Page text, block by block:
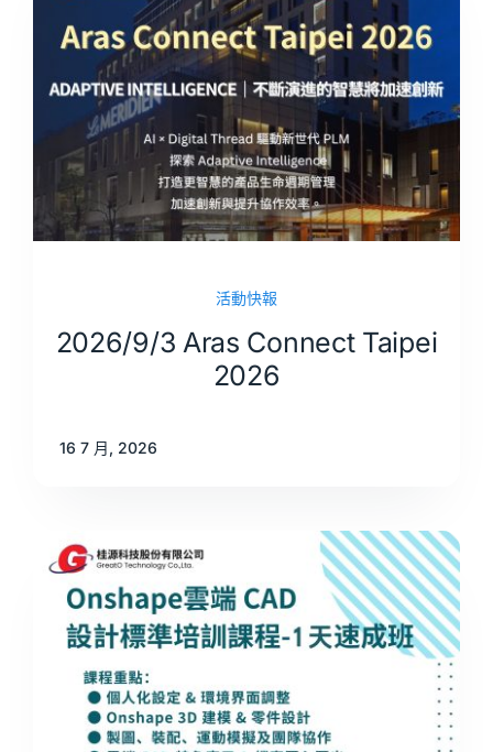
活動快報
2026/9/3 Aras Connect Taipei
2026
16 7 月, 2026